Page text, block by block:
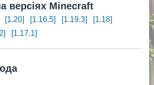
версіях Minecraft
[1.20] [1.16.5] [1.19.3]
[1.18]
[1.17.1]